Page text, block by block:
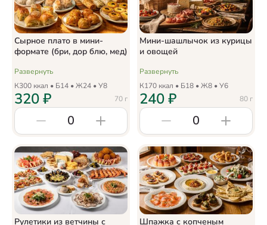
Сырное плато в мини-
формате (бри, дор блю, мед)
Развернуть
К300 ккал • Б14 • Ж24 • У8
70 г
320₽
0
Мини-шашлычок из курицы
и овощей
Развернуть
К170 ккал • Б18 • Ж8 • У6
80 г
240₽
0
Рулетики из ветчины с Шпажка с копченым